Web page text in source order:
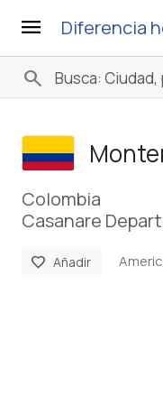
menu Diferencia
search
Colombia
Casanare
favorite Añadir